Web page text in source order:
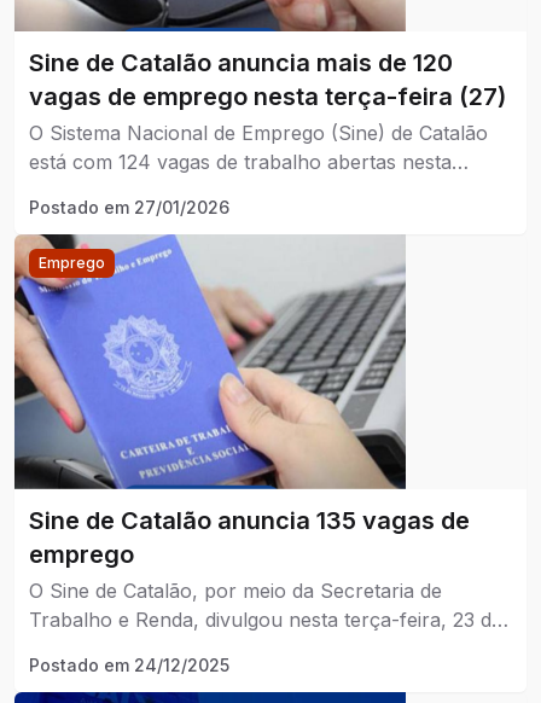
Sine de Catalão anuncia mais de 120
vagas de emprego nesta terça-feira (27)
O Sistema Nacional de Emprego (Sine) de Catalão
está com 124 vagas de trabalho abertas nesta
Postado em 27/01/2026
Emprego
Sine de Catalão anuncia 135 vagas de
emprego
O Sine de Catalão, por meio da Secretaria de
Trabalho e Renda, divulgou nesta terça-feira, 23 de
emprego para diferentes áreas de atuação no
Postado em 24/12/2025